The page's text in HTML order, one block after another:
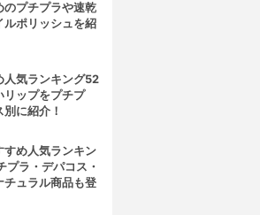
のプチプラや速乾
ルポリッシュを紹
人気ランキング52
リップをプチプ
に紹介！
すめ人気ランキン
プラ・デパコス・
チュラル商品も登